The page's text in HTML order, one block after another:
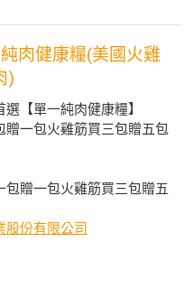
純肉健康糧(美國火雞
)
【單一純肉健康糧】
贈一包火雞筋買三包贈五包
包贈一包火雞筋買三包贈五
股份有限公司